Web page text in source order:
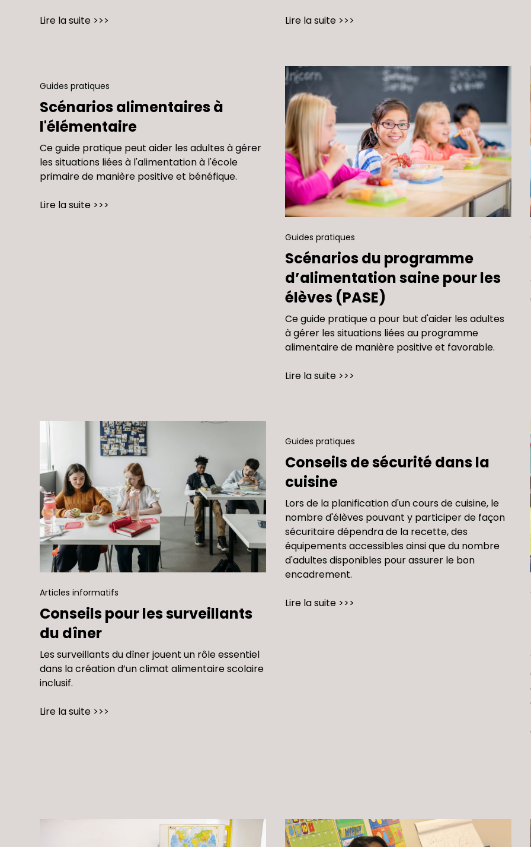
Lire la suite >>> Lire la suite >>>
Guides pratiques
Scénarios alimentaires à
l'élémentaire
Ce guide pratique peut aider les adultes à gérer
les situations liées à l'alimentation à l'école
primaire de manière positive et bénéfique.
Lire la suite >>>
Guides pratiques
Scénarios du programme
d’alimentation saine pour les
élèves (PASE)
Ce guide pratique a pour but d'aider les adultes
à gérer les situations liées au programme
alimentaire de manière positive et favorable.
Lire la suite >>>
Articles informatifs
Conseils pour les surveillants
du dîner
Les surveillants du dîner jouent un rôle essentiel
dans la création d’un climat alimentaire scolaire
inclusif.
Lire la suite >>>
Guides pratiques
Conseils de sécurité dans la
cuisine
Lors de la planification d'un cours de cuisine, le
nombre d'élèves pouvant y participer de façon
sécuritaire dépendra de la recette, des
équipements accessibles ainsi que du nombre
d'adultes disponibles pour assurer le bon
encadrement.
Lire la suite >>>